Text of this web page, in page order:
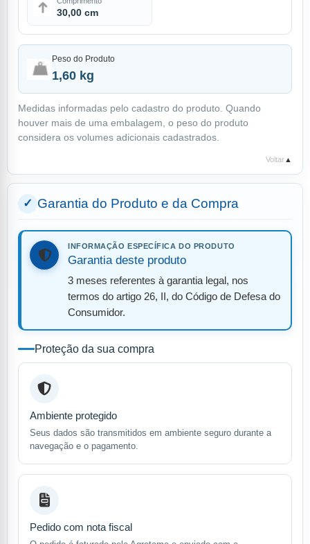
30,00 cm
Peso do Produto
1,60 kg
Medidas informadas pelo cadastro do produto. Quando
houver mais de uma embalagem, o peso do produto
considera os volumes adicionais cadastrados.
Voltar▲
Garantia do Produto e da Compra
INFORMAÇÃO ESPECÍFICA DO PRODUTO
Garantia deste produto
3 meses referentes à garantia legal, nos
termos do artigo 26, II, do Código de Defesa do
Consumidor.
Proteção da sua compra
Ambiente protegido
Seus dados são transmitidos em ambiente seguro durante a
navegação e o pagamento.
Pedido com nota fiscal